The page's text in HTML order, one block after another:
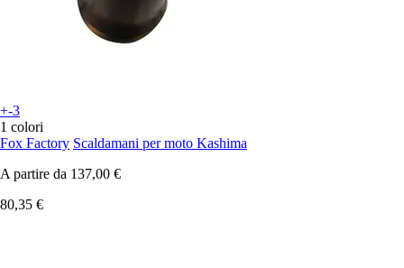
+-3
1 colori
Fox Factory Scaldamani per moto Kashima
A partire da 137,00 €
80,35 €